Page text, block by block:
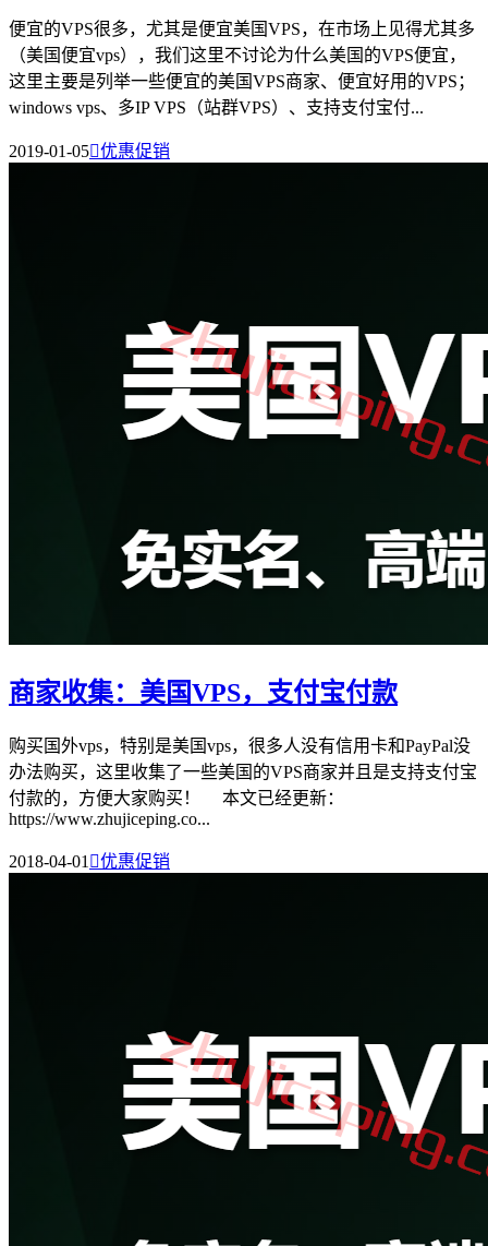
便宜的VPS很多，尤其是便宜美国VPS，在市场上见得尤其多
（美国便宜vps），我们这里不讨论为什么美国的VPS便宜，
这里主要是列举一些便宜的美国VPS商家、便宜好用的VPS；
windows vps、多IP VPS（站群VPS）、支持支付宝付...
2019-01-05优惠促销
商家收集：美国VPS，支付宝付款
购买国外vps，特别是美国vps，很多人没有信用卡和PayPal没
办法购买，这里收集了一些美国的VPS商家并且是支持支付宝
付款的，方便大家购买！ 本文已经更新：
https://www.zhujiceping.co...
2018-04-01 优惠促销